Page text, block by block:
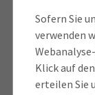
Sofern Sie
verwenden
Klick auf
erteilen Sie
bislang
Bewerber